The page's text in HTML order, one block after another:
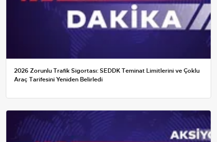
2026 Zorunlu Trafik Sigortası: SEDDK Teminat Limitlerini ve Çoklu
Araç Tarifesini Yeniden Belirledi